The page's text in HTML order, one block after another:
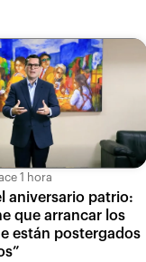
1 hora
aniversario patrio:
que arrancar los
están postergados